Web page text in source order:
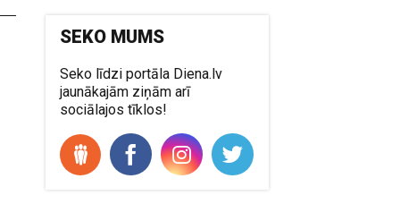
SEKO MUMS
Seko līdzi portāla Diena.lv
jaunākajām ziņām arī
sociālajos tīklos!